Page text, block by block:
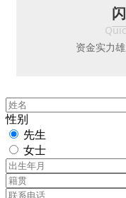
资金实力
性别
先生
女士